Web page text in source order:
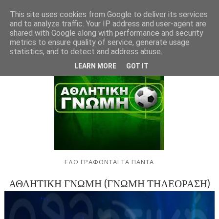
ΕΔΩ ΓΡΑΦΟΝΤΑΙ ΤΑ ΠΑΝΤΑ
ΑΘΛΗΤΙΚΗ ΓΝΩΜΗ (ΓΝΩΜΗ ΤΗΛΕΟΡΑΣΗ)
This site uses cookies from Google to deliver its services
and to analyze traffic. Your IP address and user-agent are
shared with Google along with performance and security
metrics to ensure quality of service, generate usage
statistics, and to detect and address abuse.
LEARN MORE GOT IT